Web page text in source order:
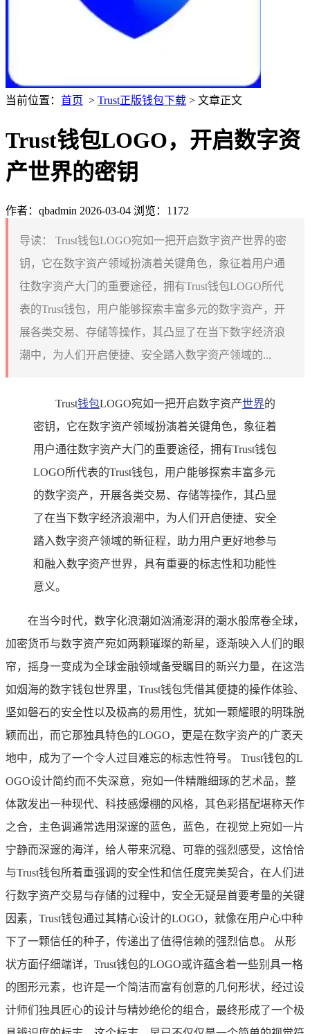
当前位置： 首页 > Trust正版钱包下载 > 文章正文
Trust钱包LOGO，开启数字资
产世界的密钥
作者：qbadmin 2026-03-04 浏览：1172
导读：
Trust钱包LOGO宛如一把开启数字资产世界的密
钥，它在数字资产领域扮演着关键角色，象征着用户通
往数字资产大门的重要途径，拥有Trust钱包LOGO所代
表的Trust钱包，用户能够探索丰富多元的数字资产，开
展各类交易、存储等操作，其凸显了在当下数字经济浪
潮中，为人们开启便捷、安全踏入数字资产领域的...
Trust钱包LOGO宛如一把开启数字资产世界的
密钥，它在数字资产领域扮演着关键角色，象征着
用户通往数字资产大门的重要途径，拥有Trust钱包
LOGO所代表的Trust钱包，用户能够探索丰富多元
的数字资产，开展各类交易、存储等操作，其凸显
了在当下数字经济浪潮中，为人们开启便捷、安全
踏入数字资产领域的新征程，助力用户更好地参与
和融入数字资产世界，具有重要的标志性和功能性
意义。
在当今时代，数字化浪潮如汹涌澎湃的潮水般席卷全球，
加密货币与数字资产宛如两颗璀璨的新星，逐渐映入人们的眼
帘，摇身一变成为全球金融领域备受瞩目的新兴力量，在这浩
如烟海的数字钱包世界里，Trust钱包凭借其便捷的操作体验、
坚如磐石的安全性以及极高的易用性，犹如一颗耀眼的明珠脱
颖而出，而它那独具特色的LOGO，更是在数字资产的广袤天
地中，成为了一个令人过目难忘的标志性符号。 Trust钱包的L
OGO设计简约而不失深意，宛如一件精雕细琢的艺术品，整
体散发出一种现代、科技感爆棚的风格，其色彩搭配堪称天作
之合，主色调通常选用深邃的蓝色，蓝色，在视觉上宛如一片
宁静而深邃的海洋，给人带来沉稳、可靠的强烈感受，这恰恰
与Trust钱包所着重强调的安全性和信任度完美契合，在人们进
行数字资产交易与存储的过程中，安全无疑是首要考量的关键
因素，Trust钱包通过其精心设计的LOGO，就像在用户心中种
下了一颗信任的种子，传递出了值得信赖的强烈信息。 从形
状方面仔细端详，Trust钱包的LOGO或许蕴含着一些别具一格
的图形元素，也许是一个简洁而富有创意的几何形状，经过设
计师们独具匠心的设计与精妙绝伦的组合，最终形成了一个极